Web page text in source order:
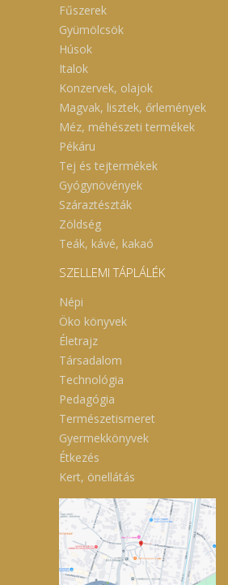
Fűszerek
Gyümölcsök
Húsok
Italok
Konzervek, olajok
Magvak, lisztek, őrlemények
Méz, méhészeti termékek
Pékáru
Tej és tejtermékek
Gyógynövények
Száraztészták
Zöldség
Teák, kávé, kakaó
SZELLEMI TÁPLÁLÉK
Népi
Öko könyvek
Életrajz
Társadalom
Technológia
Pedagógia
Természetismeret
Gyermekkönyvek
Étkezés
Kert, önellátás